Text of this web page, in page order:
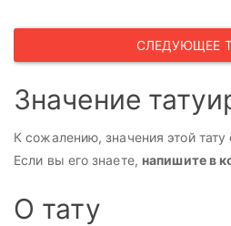
СЛЕДУЮЩЕЕ
Значение
К сожалению, значения этой тату
Если вы его знаете, напишите в
О тату